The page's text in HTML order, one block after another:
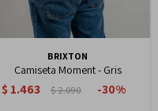
BRIXTON
Camiseta Moment - Gris
$1.463 $2.090 30